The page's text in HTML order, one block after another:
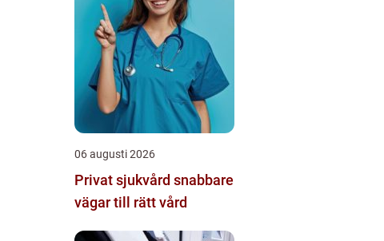
06 augusti 2026
Privat sjukvård snabbare
vägar till rätt vård